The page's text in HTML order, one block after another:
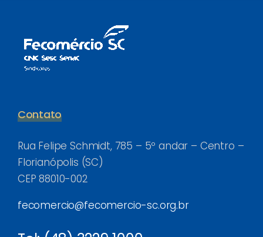
Contato
Rua Felipe Schmidt, 785 – 5º andar – Centro –
Florianópolis (SC)
CEP 88010-002
fecomercio@fecomercio-sc.org.br